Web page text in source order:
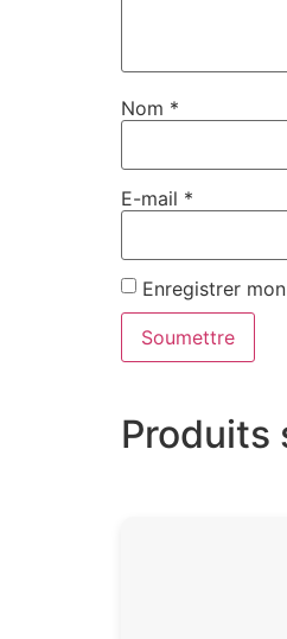
Nom *
E-mail *
Enregistrer
Produits